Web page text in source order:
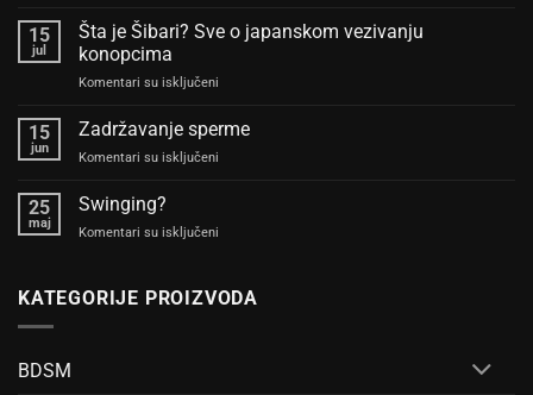
Passing
spolja
15
jul
Šta je Šibari? Sve o japanskom vezivanju
konopcima
Komentari su isključeni
15
jun
Zadržavanje sperme
Komentari su isključeni
25
maj
Swinging?
Komentari su isključeni
KATEGORIJE PROIZVODA
BDSM